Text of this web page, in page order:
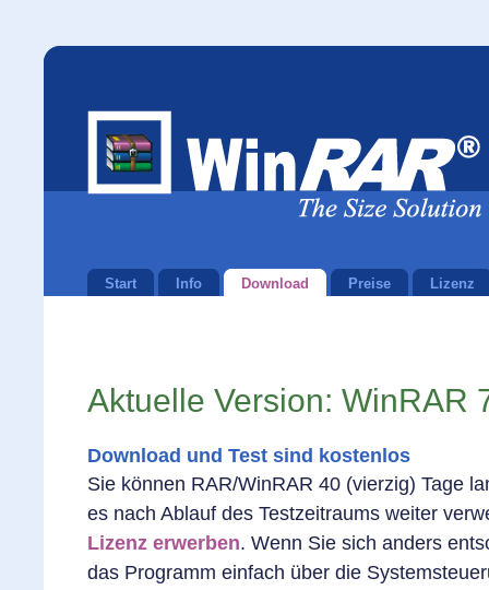
Start Info Download Preise Lizenz
Aktuelle Version: WinRAR
Download und Test sind kostenlos
Sie können RAR/WinRAR 40 (vierzig) Tage
es nach Ablauf des Testzeitraums weiter
Lizenz erwerben. Wenn Sie sich anders
das Programm einfach über die